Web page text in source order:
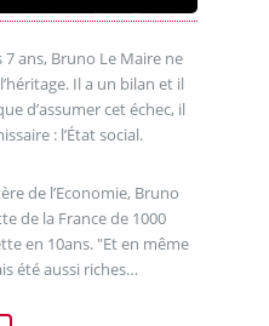
ans, Bruno Le Maire ne
Il a un bilan et il
d’assumer cet échec, il
: l’État social.
de l’Economie, Bruno
de la France de 1000
en 10ans. "Et en même
été aussi riches…